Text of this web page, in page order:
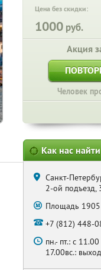
Цена без скидки:
1000 руб.
Акция
Человек
Как нас найти
Санкт-
2-ой подъезд,
Площадь 1905
+7 (812) 448-
пн.- пт.: с
17.00вс.: